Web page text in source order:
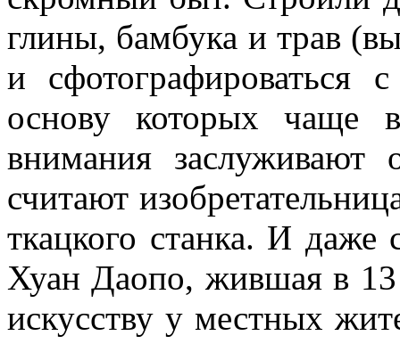
глины, бамбука и трав
и сфотографироваться
основу которых чаще
внимания
считают
ткацкого станка. И даже
Хуан Даопо, жившая в 13
искусству у местных